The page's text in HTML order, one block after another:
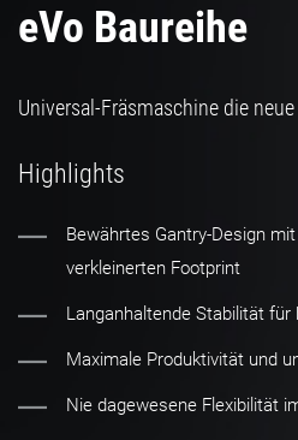
eVo Baureihe
Universal-Fräsmaschine die
Highlights
Bewährtes Gantry-Design
verkleinerten Footprint
Langanhaltende Stabilität
Maximale Produktivität und
Nie dagewesene Flexibilität